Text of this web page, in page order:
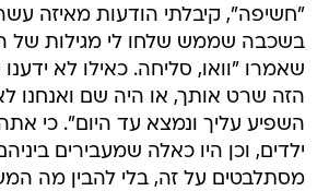
"חשיפה", קיבלתי הודעות מאיזה
בשכבה שממש שלחו לי מגילות של
שאמרו "וואו, סליחה. כאילו לא
הזה שרט אותך, או היה שם ואנחנו
השפיע עליך ונמצא עד היום". כי
ילדים, וכן היו כאלה שמעבירים
מסתלבטים על זה, בלי להבין מה